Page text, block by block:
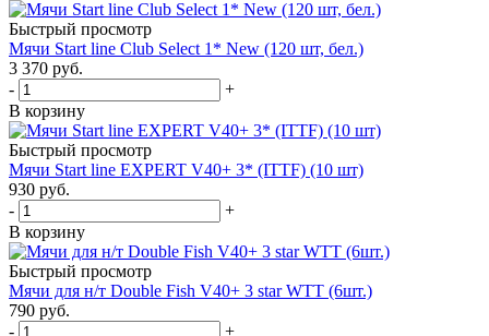
Быстрый просмотр
Мячи Start line Club Select 1* New (120 шт, бел.)
3 370 руб.
-
+
В корзину
Быстрый просмотр
Мячи Start line EXPERT V40+ 3* (ITTF) (10 шт)
930 руб.
-
+
В корзину
Быстрый просмотр
Мячи для н/т Double Fish V40+ 3 star WTT (6шт.)
790 руб.
-
+